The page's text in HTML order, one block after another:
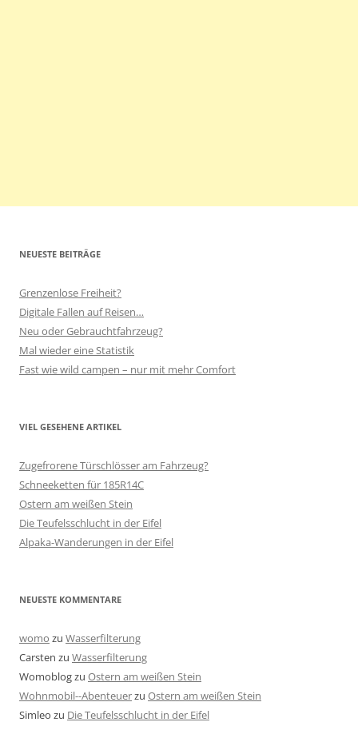
NEUESTE BEITRÄGE
Grenzenlose Freiheit?
Digitale Fallen auf Reisen…
Neu oder Gebrauchtfahrzeug?
Mal wieder eine Statistik
Fast wie wild campen – nur mit mehr Comfort
VIEL GESEHENE ARTIKEL
Zugefrorene Türschlösser am Fahrzeug?
Schneeketten für 185R14C
Ostern am weißen Stein
Die Teufelsschlucht in der Eifel
Alpaka-Wanderungen in der Eifel
NEUESTE KOMMENTARE
womo zu Wasserfilterung
Carsten zu Wasserfilterung
Womoblogzu Ostern am weißen Stein
Wohnmobil--Abenteuerzu Ostern am weißen Stein
Simleo zu Die Teufelsschlucht in der Eifel